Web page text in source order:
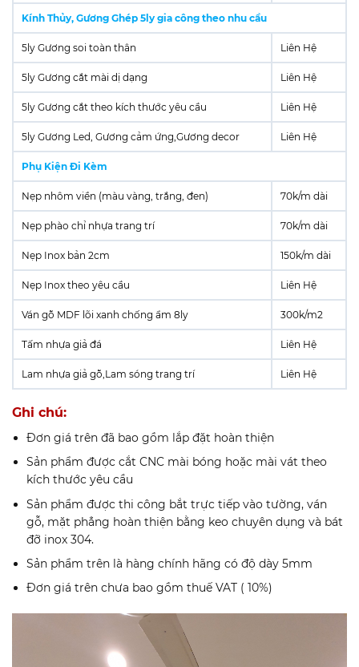
Kính Thủy, Gương Ghép 5ly gia công theo nhu cầu
5ly Gương soi toàn thân Liên Hệ
5ly Gương cắt mài dị dạng Liên Hệ
5ly Gương cắt theo kích thước yêu cầu Liên Hệ
5ly Gương Led, Gương cảm ứng,Gương decor Liên Hệ
Phụ Kiện Đi Kèm
Nẹp nhôm viền (màu vàng, trắng, đen) 70k/m dài
Nẹp phào chỉ nhựa trang trí 70k/m dài
Nẹp Inox bản 2cm 150k/m dài
Nẹp Inox theo yêu cầu Liên Hệ
Ván gỗ MDF lõi xanh chống ẩm 8ly 300k/m2
Tấm nhựa giả đá Liên Hệ
Lam nhựa giả gỗ,Lam sóng trang trí Liên Hệ
Ghi chú:
Đơn giá trên đã bao gồm lắp đặt hoàn thiện
Sản phẩm được cắt CNC mài bóng hoặc mài vát theo
kích thước yêu cầu
Sản phẩm được thi công bắt trực tiếp vào tường, ván
gỗ, mặt phẳng hoàn thiện bằng keo chuyên dụng và bát
đỡ inox 304.
Sản phẩm trên là hàng chính hãng có độ dày 5mm
Đơn giá trên chưa bao gồm thuế VAT ( 10%)